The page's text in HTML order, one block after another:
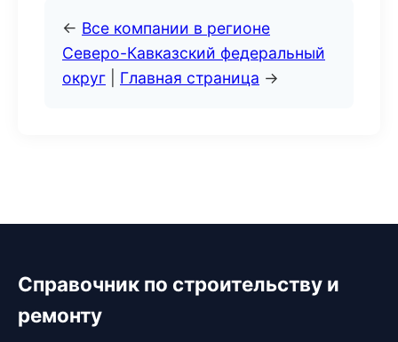
← Все компании в регионе
Северо-Кавказский федеральный
округ
Главная страница →
Справочник по строительству и
ремонту